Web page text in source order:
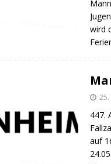
Polizei /
wird
447.
auf